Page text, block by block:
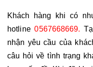
Khách hàng khi có
hotline 0567668669.
nhận yêu cầu của
câu hỏi về tình trạng